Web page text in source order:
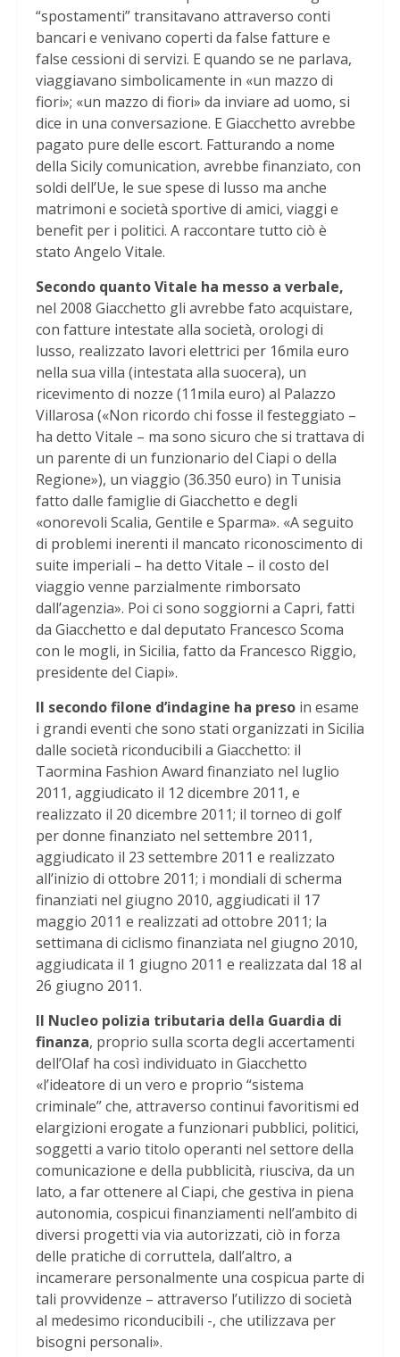
“spostamenti” transitavano attraverso conti
bancari e venivano coperti da false fatture e
false cessioni di servizi. E quando se ne parlava,
viaggiavano simbolicamente in «un mazzo di
fiori»; «un mazzo di fiori» da inviare ad uomo, si
dice in una conversazione. E Giacchetto avrebbe
pagato pure delle escort. Fatturando a nome
della Sicily comunication, avrebbe finanziato, con
soldi dell’Ue, le sue spese di lusso ma anche
matrimoni e società sportive di amici, viaggi e
benefit per i politici. A raccontare tutto ciò è
stato Angelo Vitale.
Secondo quanto Vitale ha messo a verbale,
nel 2008 Giacchetto gli avrebbe fato acquistare,
con fatture intestate alla società, orologi di
lusso, realizzato lavori elettrici per 16mila euro
nella sua villa (intestata alla suocera), un
ricevimento di nozze (11mila euro) al Palazzo
Villarosa («Non ricordo chi fosse il festeggiato –
ha detto Vitale – ma sono sicuro che si trattava di
un parente di un funzionario del Ciapi o della
Regione»), un viaggio (36.350 euro) in Tunisia
fatto dalle famiglie di Giacchetto e degli
«onorevoli Scalia, Gentile e Sparma». «A seguito
di problemi inerenti il mancato riconoscimento di
suite imperiali – ha detto Vitale – il costo del
viaggio venne parzialmente rimborsato
dall’agenzia». Poi ci sono soggiorni a Capri, fatti
da Giacchetto e dal deputato Francesco Scoma
con le mogli, in Sicilia, fatto da Francesco Riggio,
presidente del Ciapi».
Il secondo filone d’indagine ha preso in esame
i grandi eventi che sono stati organizzati in Sicilia
dalle società riconducibili a Giacchetto: il
Taormina Fashion Award finanziato nel luglio
2011, aggiudicato il 12 dicembre 2011, e
realizzato il 20 dicembre 2011; il torneo di golf
per donne finanziato nel settembre 2011,
aggiudicato il 23 settembre 2011 e realizzato
all’inizio di ottobre 2011; i mondiali di scherma
finanziati nel giugno 2010, aggiudicati il 17
maggio 2011 e realizzati ad ottobre 2011; la
settimana di ciclismo finanziata nel giugno 2010,
aggiudicata il 1 giugno 2011 e realizzata dal 18 al
26 giugno 2011.
Il Nucleo polizia tributaria della Guardia di
finanza, proprio sulla scorta degli accertamenti
dell’Olaf ha così individuato in Giacchetto
«l’ideatore di un vero e proprio “sistema
criminale” che, attraverso continui favoritismi ed
elargizioni erogate a funzionari pubblici, politici,
soggetti a vario titolo operanti nel settore della
comunicazione e della pubblicità, riusciva, da un
lato, a far ottenere al Ciapi, che gestiva in piena
autonomia, cospicui finanziamenti nell’ambito di
diversi progetti via via autorizzati, ciò in forza
delle pratiche di corruttela, dall’altro, a
incamerare personalmente una cospicua parte di
tali provvidenze – attraverso l’utilizzo di società
al medesimo riconducibili -, che utilizzava per
bisogni personali».